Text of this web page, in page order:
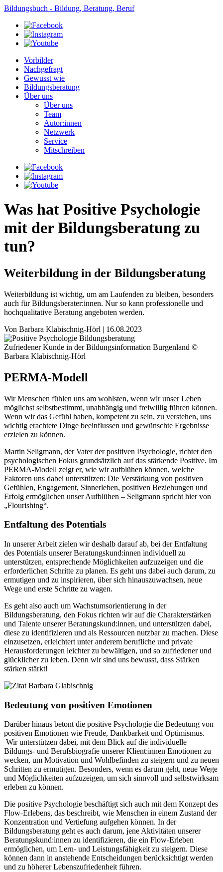
Bildungsbuch - Bildung, Beratung, Beruf
Vorbilder
Nachgefragt
Gewusst wie
Bildungsberatung
Über uns
Über uns
Team
Autor:innen
Netzwerk
Service
Mitschreiben
Was hat Positive Psychologie
mit der Bildungsberatung zu
tun?
Weiterbildung in der Bildungsberatung
Weiterbildung ist wichtig, um am Laufenden zu bleiben, besonders
auch für Bildungsberater:innen. Nur so kann professionelle und
hochqualitative Beratung angeboten werden.
Von Barbara Klabischnig-Hörl | 16.08.2023
Zufriedener Kunde in der Bildungsinformation Burgenland ©
Barbara Klabischnig-Hörl
PERMA-Modell
Wir Menschen fühlen uns am wohlsten, wenn wir unser Leben
möglichst selbstbestimmt, unabhängig und freiwillig führen können.
Wenn wir das Gefühl haben, kompetent zu sein, zu verstehen, uns
wichtig erachtete Dinge beeinflussen und gewünschte Ergebnisse
erzielen zu können.
Martin Seligmann, der Vater der positiven Psychologie, richtet den
psychologischen Fokus grundsätzlich auf das stärkende Positive. Im
PERMA-Modell zeigt er, wie wir aufblühen können, welche
Faktoren uns dabei unterstützen: Die Verstärkung von positiven
Gefühlen, Engagement, Sinnerleben, positiven Beziehungen und
Erfolg ermöglichen unser Aufblühen – Seligmann spricht hier von
„Flourishing“.
Entfaltung des Potentials
In unserer Arbeit zielen wir deshalb darauf ab, bei der Entfaltung
des Potentials unserer Beratungskund:innen individuell zu
unterstützen, entsprechende Möglichkeiten aufzuzeigen und die
erforderlichen Schritte zu planen. Es geht uns dabei auch darum, zu
ermutigen und zu inspirieren, über sich hinauszuwachsen, neue
Wege und erste Schritte zu wagen.
Es geht also auch um Wachstumsorientierung in der
Bildungsberatung, den Fokus richten wir auf die Charakterstärken
und Talente unserer Beratungskund:innen, und unterstützen dabei,
diese zu identifizieren und als Ressourcen nutzbar zu machen. Diese
einzusetzen, erleichtert unter anderem berufliche und private
Herausforderungen leichter zu bewältigen, und so zufriedener und
glücklicher zu leben. Denn wir sind uns bewusst, dass Stärken
stärken stärkt!
Bedeutung von positiven Emotionen
Darüber hinaus betont die positive Psychologie die Bedeutung von
positiven Emotionen wie Freude, Dankbarkeit und Optimismus.
Wir unterstützen dabei, mit dem Blick auf die individuelle
Bildungs- und Berufsbiografie unserer Klient:innen Emotionen zu
wecken, um Motivation und Wohlbefinden zu steigern und zu neuen
Schritten zu ermutigen. Besonders, wenn es darum geht, neue Wege
und Möglichkeiten aufzuzeigen, um sich sinnvoll und selbstwirksam
erleben zu können.
Die positive Psychologie beschäftigt sich auch mit dem Konzept des
Flow-Erlebens, das beschreibt, wie Menschen in einem Zustand der
Konzentration und Vertiefung aufgehen können. In der
Bildungsberatung geht es auch darum, jene Aktivitäten unserer
Beratungskund:innen zu identifizieren, die ein Flow-Erleben
ermöglichen, um Lern- und Leistungsfähigkeit zu steigern. Diese
können dann in anstehende Entscheidungen berücksichtigt werden
und zu höherer Lebenszufriedenheit führen.